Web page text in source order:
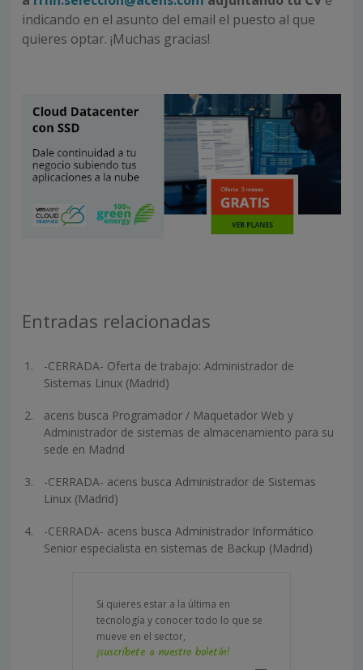
indicando en el asunto del email el puesto al que
quieres optar. ¡Muchas gracias!
Entradas relacionadas
-CERRADA- Oferta de trabajo: Administrador de
Sistemas Linux (Madrid)
acens busca Programador / Maquetador Web y
Administrador de sistemas de almacenamiento para su
sede en Madrid
-CERRADA- acens busca Administrador de Sistemas
Linux (Madrid)
-CERRADA- acens busca Administrador Informático
Senior especialista en sistemas de Backup (Madrid)
Si quieres estar a la última en
tecnología y conocer todo lo que se
mueve en el sector,
¡suscríbete a nuestro boletín!